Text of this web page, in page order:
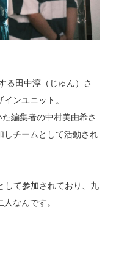
る田中淳（じゅん）さ
ンユニット。
編集者の中村美由希さ
しチームとして活動され
して参加されており、九
なんです。